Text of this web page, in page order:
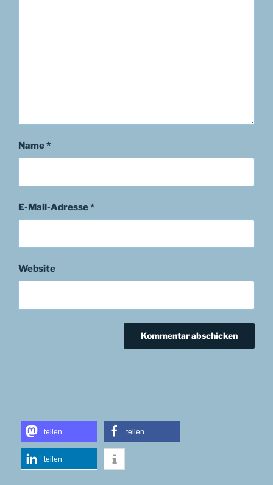
Name*
E-Mail-Adresse*
Website
teilen teilen
teilen